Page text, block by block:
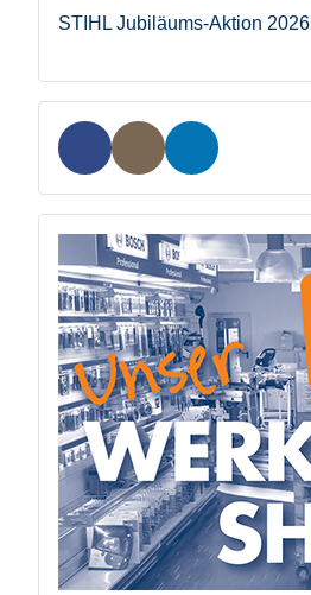
STIHL Jubiläums-Aktion 2026